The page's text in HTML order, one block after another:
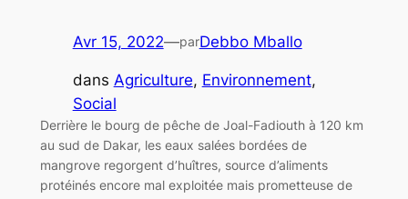
Avr 15, 2022—parDebbo Mballo
dans Agriculture, Environnement
Social
Derrière le bourg de pêche de Joal-Fadiouth à 120 km
au sud de Dakar, les eaux salées bordées de
mangrove regorgent d’huîtres, source d’aliments
protéinés encore mal exploitée mais prometteuse de